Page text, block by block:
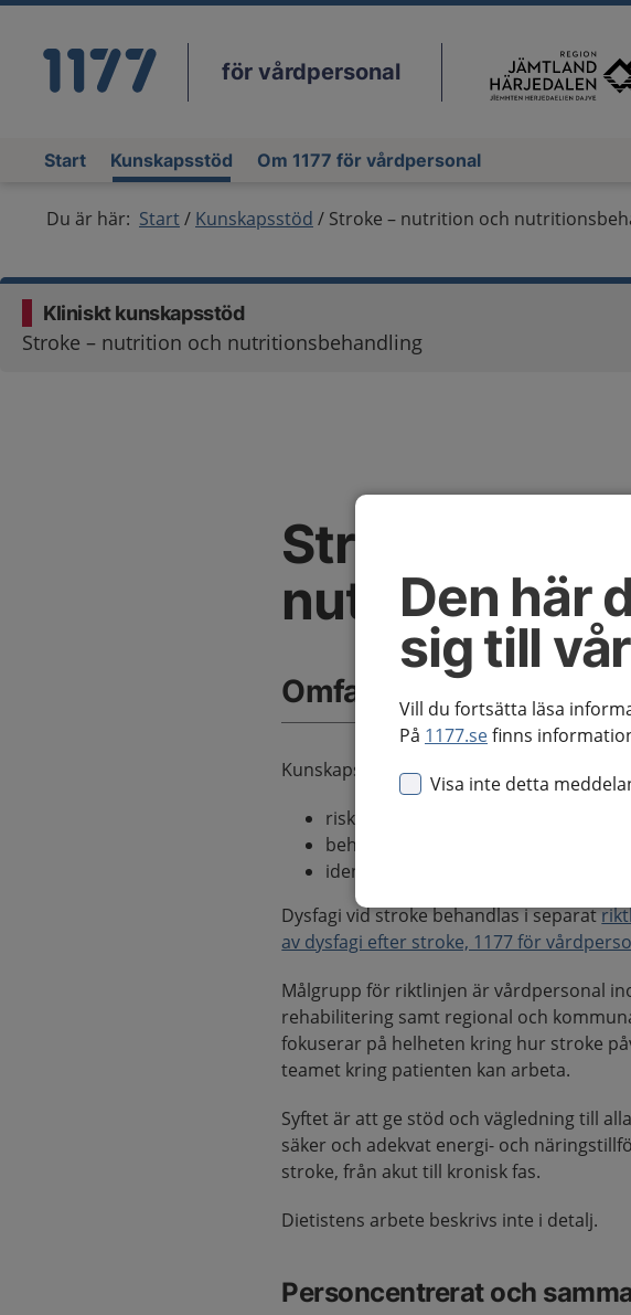
Den här
sig till
Vill du fortsätta läsa
På 1177.sefinns
Visa inte detta
för vårdpersonal Du har valt region
Start Kunskapsstöd Om 1177 för vårdpersonal
Du är här: Start Kunskapsstöd Stroke – nutrition och
Kliniskt kunskapsstöd
Stroke – nutrition och nutritionsbehandling
Stroke –
Omfattning av
Kunskapsstödet Nutrition och
riskbedömning, utredning,
behandling med
identifiering och handläggning vid
Dysfagi vid stroke behandlas i separat
av dysfagi efter stroke, 1177 för
Målgrupp för riktlinjen är vårdpersonal
rehabilitering samt regional och
fokuserar på helheten kring hur stroke
teamet kring patienten kan arbeta.
Syftet är att ge stöd och vägledning till
säker och adekvat energi- och
stroke, från akut till kronisk fas.
Dietistens arbete beskrivs inte i detalj.
Personcentrerat och